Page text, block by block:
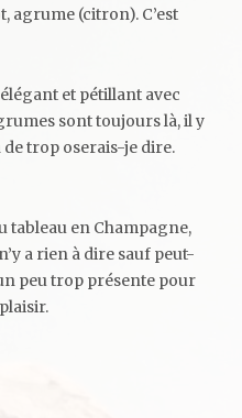
agrume (citron). C’est
et pétillant avec
sont toujours là, il y
de trop oserais-je dire.
tableau en Champagne,
a rien à dire sauf peut-
peu trop présente pour